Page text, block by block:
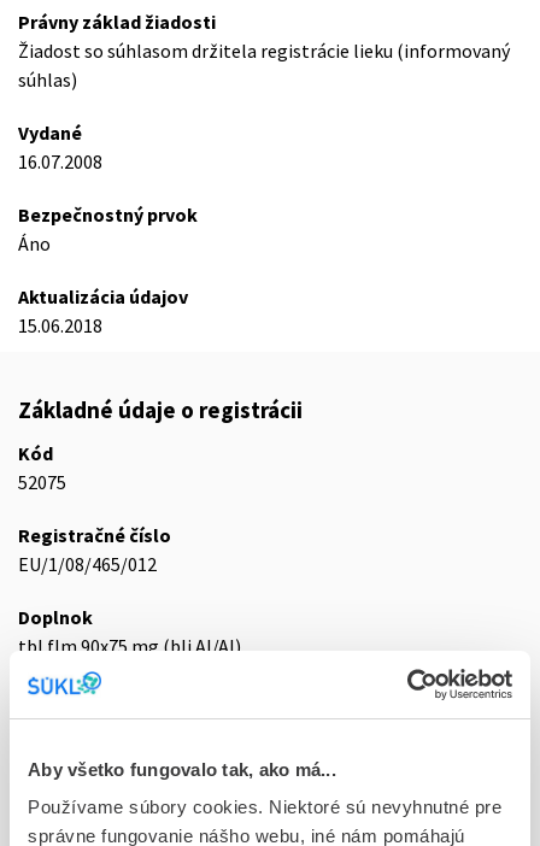
Aby všetko fungovalo tak, ako má...
Používame súbory cookies. Niektoré sú nevyhnutné pre
správne fungovanie nášho webu, iné nám pomáhajú
Právny základ žiadosti
Žiadost so súhlasom držitela registrácie lieku (informovaný
súhlas)
Vydané
16.07.2008
Bezpečnostný prvok
Áno
Aktualizácia údajov
15.06.2018
Základné údaje o registrácii
Kód
52075
Registračné číslo
EU/1/08/465/012
Doplnok
tbl flm 90x75 mg (bli.Al/Al)
Stav
Typ registračnej procedúry
Európska